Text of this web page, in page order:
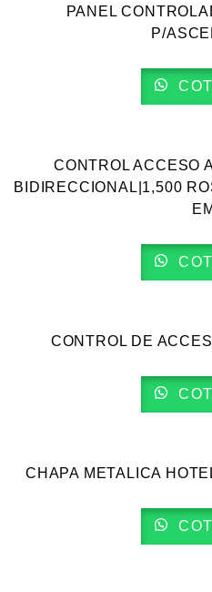
PANEL
P/
CONTROL ACCESO
BIDIRECCIONAL|1,500
EM
CONTROL DE
CHAPA METALICA